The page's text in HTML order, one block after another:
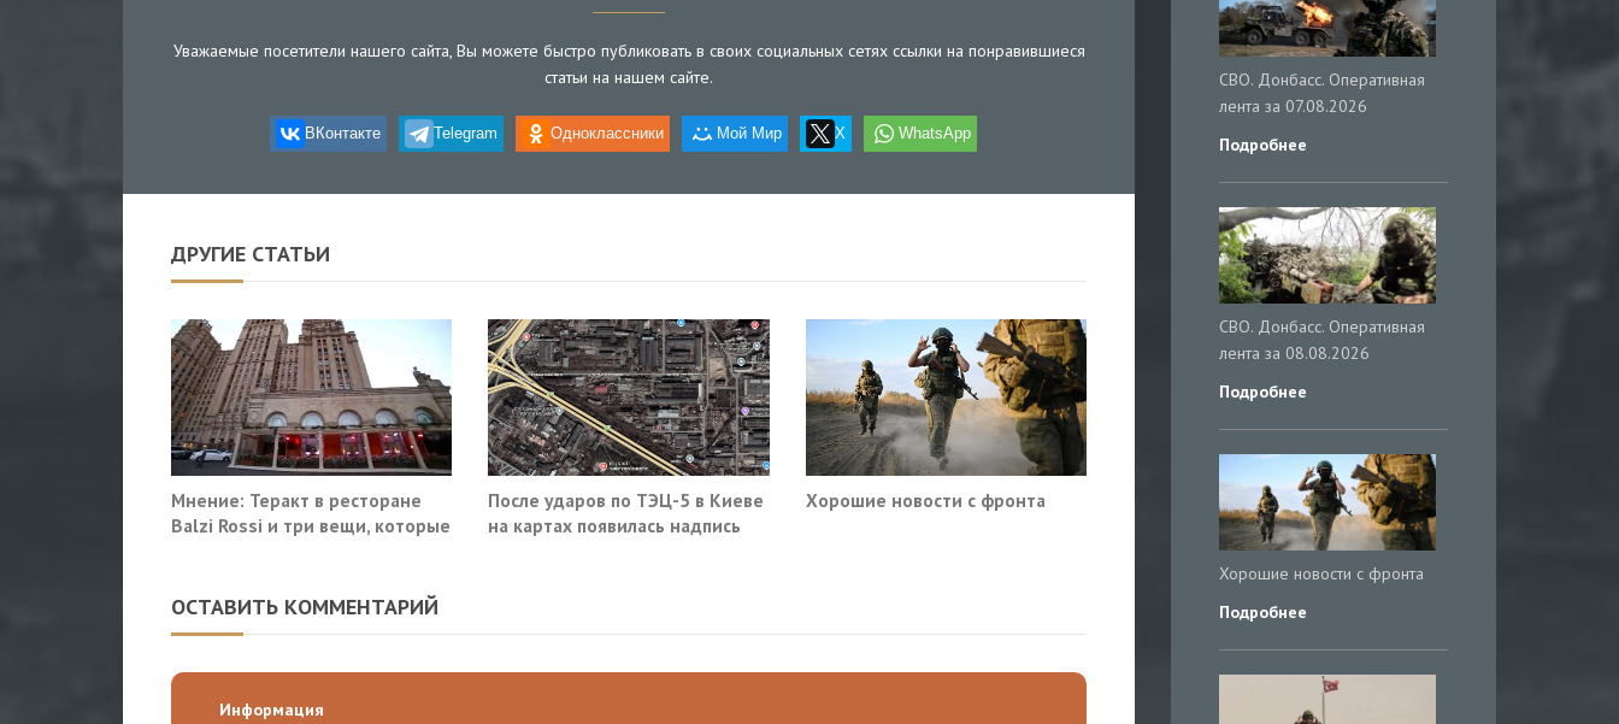
Уважаемые посетители нашего сайта, Вы можете быстро публиковать в своих социальных сетях ссылки на понравившиеся
статьи на нашем сайте.
ВКонтакте Telegram Одноклассники Мой Мир X WhatsApp
ДРУГИЕ СТАТЬИ
Мнение: Теракт в ресторане
Balzi Rossi и три вещи, которые
После ударов по ТЭЦ-5 в Киеве
на картах появилась надпись
Хорошие новости с фронта
ОСТАВИТЬ КОММЕНТАРИЙ
Информация
СВО. Донбасс. Оперативная
лента за 07.08.2026
Подробнее
СВО. Донбасс. Оперативная
лента за 08.08.2026
Подробнее
Хорошие новости с фронта
Подробнее